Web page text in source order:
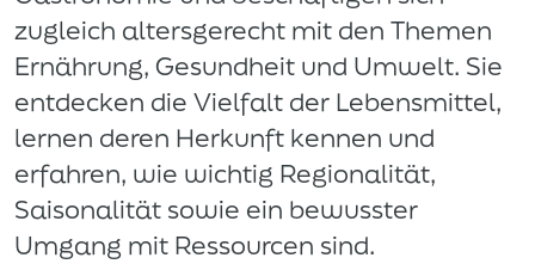
zugleich altersgerecht mit den Themen
Ernährung, Gesundheit und Umwelt. Sie
entdecken die Vielfalt der Lebensmittel,
lernen deren Herkunft kennen und
erfahren, wie wichtig Regionalität,
Saisonalität sowie ein bewusster
Umgang mit Ressourcen sind.